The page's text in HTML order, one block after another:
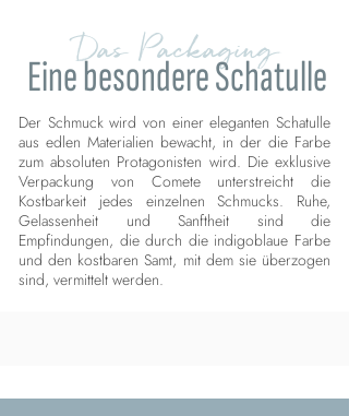
Das Packaging
Eine besondere Schatulle
Der Schmuck wird von einer eleganten Schatulle
aus edlen Materialien bewacht, in der die Farbe
zum absoluten Protagonisten wird. Die exklusive
Verpackung von Comete unterstreicht die
Kostbarkeit jedes einzelnen Schmucks. Ruhe,
Gelassenheit und Sanftheit sind die
Empfindungen, die durch die indigoblaue Farbe
und den kostbaren Samt, mit dem sie überzogen
sind, vermittelt werden.